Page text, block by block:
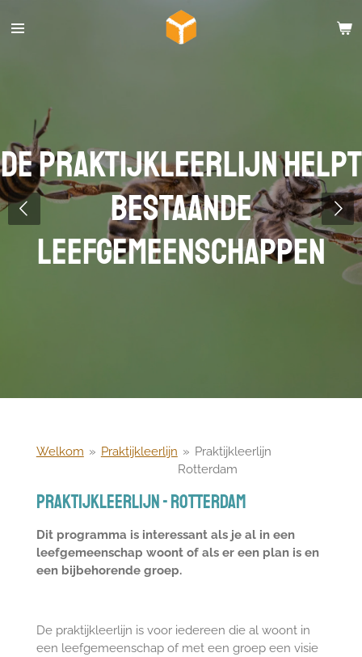
direct
de praktijkleerlijn helpt
bestaande
leefgemeenschappen
Welkom » Praktijkleerlijn » Praktijkleerlijn
Rotterdam
Praktijkleerlijn - Rotterdam
Dit programma is interessant als je al in een
leefgemeenschap woont of als er een plan is en
een bijbehorende groep.
De praktijkleerlijn is voor iedereen die al woont in
een leefgemeenschap of met een groep een visie